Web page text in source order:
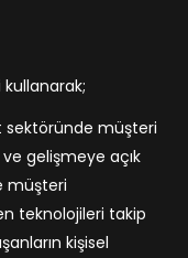
kullanarak;
müşteri
gelişmeye açık
müşteri
teknolojileri takip
kişisel